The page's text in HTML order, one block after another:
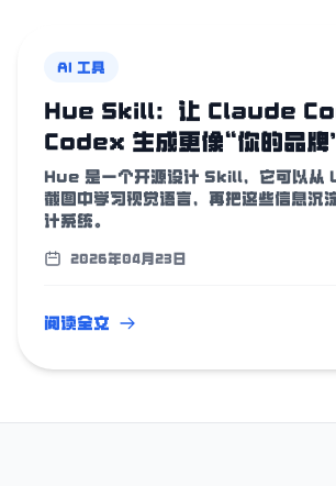
AI 工具
Hue Skill：让 Claude
Codex 生成更像“你的品牌
Hue 是一个开源设计 Skill，它可以从
截图中学习视觉语言，再把这些信息沉
计系统。
2026年04月23日
阅读全文